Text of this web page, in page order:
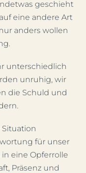
geschieht
eine andere Art
anders wollen
unterschiedlich
unruhig, wir
die Schuld und
Situation
für unser
eine Opferrolle
Präsenz und